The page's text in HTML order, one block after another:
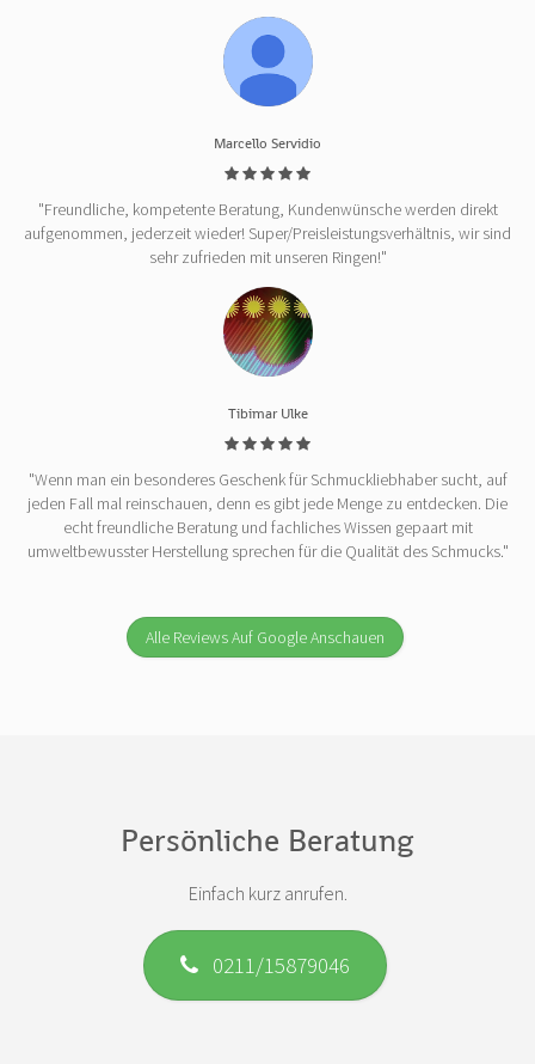
Marcello Servidio
"Freundliche, kompetente Beratung, Kundenwünsche werden direkt
aufgenommen, jederzeit wieder! Super/Preisleistungsverhältnis, wir sind
sehr zufrieden mit unseren Ringen!"
Tibimar Ulke
"Wenn man ein besonderes Geschenk für Schmuckliebhaber sucht, auf
jeden Fall mal reinschauen, denn es gibt jede Menge zu entdecken. Die
echt freundliche Beratung und fachliches Wissen gepaart mit
umweltbewusster Herstellung sprechen für die Qualität des Schmucks."
Alle Reviews Auf Google Anschauen
Persönliche Beratung
Einfach kurz anrufen.
0211/15879046